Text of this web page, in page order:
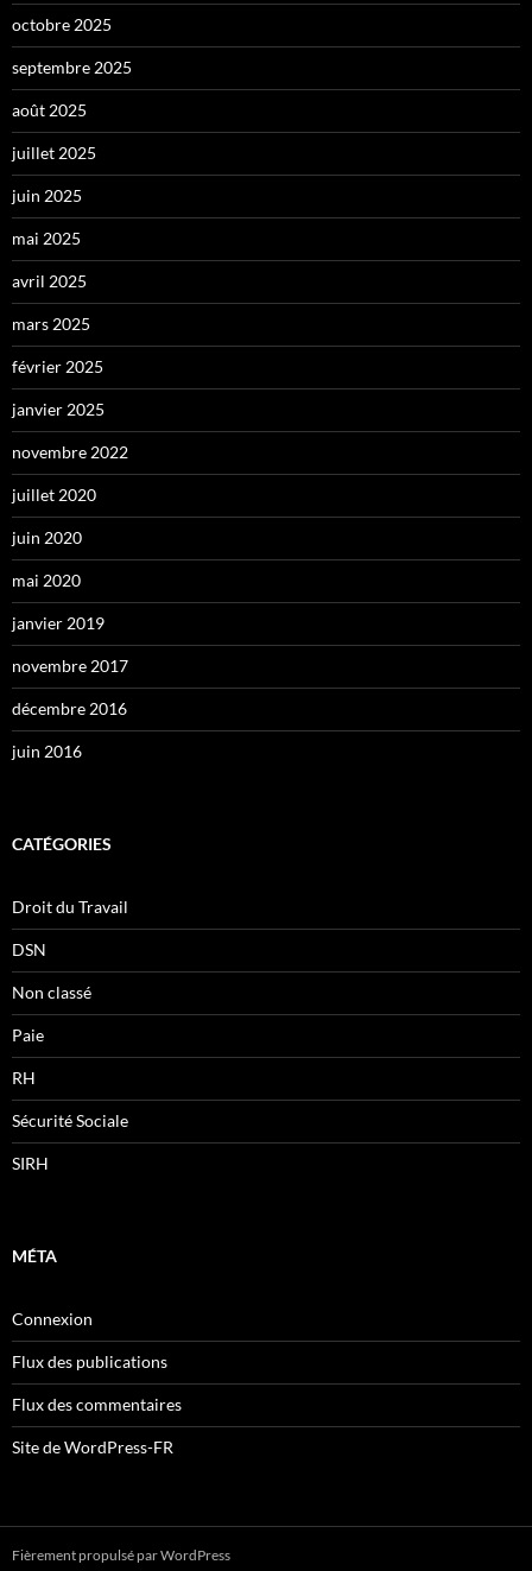
octobre 2025
septembre 2025
août 2025
juillet 2025
juin 2025
mai 2025
avril 2025
mars 2025
février 2025
janvier 2025
novembre 2022
juillet 2020
juin 2020
mai 2020
janvier 2019
novembre 2017
décembre 2016
juin 2016
CATÉGORIES
Droit du Travail
DSN
Non classé
Paie
RH
Sécurité Sociale
SIRH
MÉTA
Connexion
Flux des publications
Flux des commentaires
Site de WordPress-FR
Fièrement propulsé par WordPress